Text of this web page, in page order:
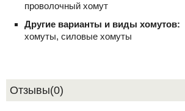
проволочный хомут
Другие варианты и виды хомутов:
хомуты, силовые хомуты
Отзывы(0)